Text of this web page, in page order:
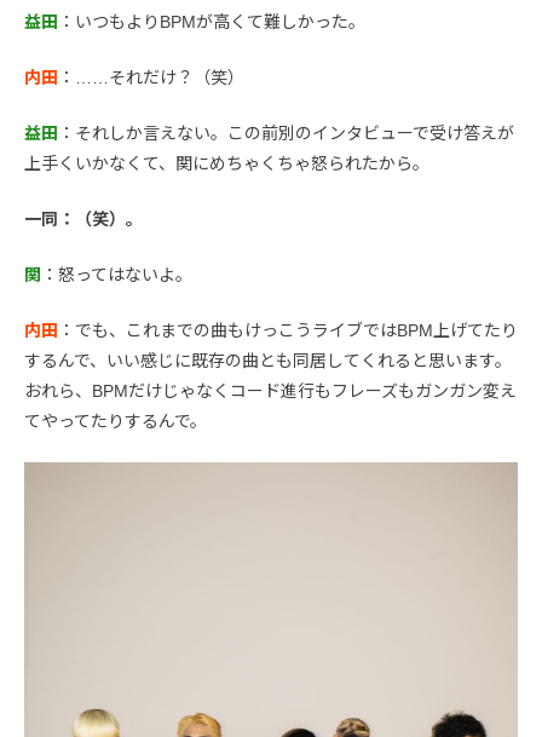
益田 ：いつもよりBPMが高くて難しかった。
内田 ：……それだけ？（笑）
益田 ：それしか言えない。この前別のインタビューで受け答えが
上手くいかなくて、関にめちゃくちゃ怒られたから。
一同：（笑）。
関 ：怒ってはないよ。
内田 ：でも、これまでの曲もけっこうライブではBPM上げてたり
するんで、いい感じに既存の曲とも同居してくれると思います。
おれら、BPMだけじゃなくコード進行もフレーズもガンガン変え
てやってたりするんで。